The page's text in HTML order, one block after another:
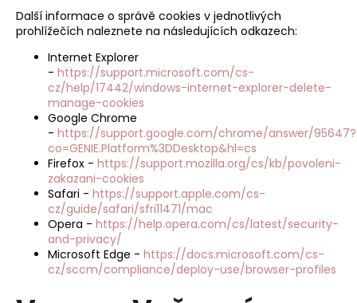
Další informace o správě cookies v jednotlivých
prohlížečích naleznete na následujících odkazech:
Internet Explorer
- https://support.microsoft.com/cs-
cz/help/17442/windows-internet-explorer-delete-
manage-cookies
Google Chrome
- https://support.google.com/chrome/answer/95647?
co=GENIE.Platform%3DDesktop&hl=cs
Firefox - https://support.mozilla.org/cs/kb/povoleni-
zakazani-cookies
Safari - https://support.apple.com/cs-
cz/guide/safari/sfri11471/mac
Opera - https://help.opera.com/cs/latest/security-
and-privacy/
Microsoft Edge - https://docs.microsoft.com/cs-
cz/sccm/compliance/deploy-use/browser-profiles